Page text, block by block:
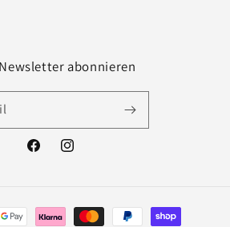
abonnieren
FacebookInstagram